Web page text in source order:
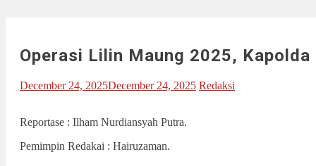
Operasi Lilin Maung 2025,
December 24, 2025December 24, 2025 Redaksi
Reportase : Ilham Nurdiansyah Putra.
Pemimpin Redakai : Hairuzaman.